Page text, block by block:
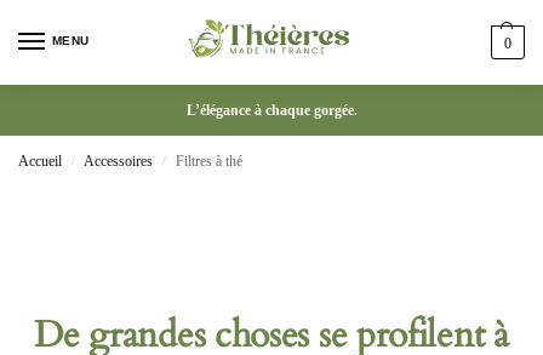
MENU 0
L’élégance à chaque gorgée.
Accueil / Accessoires / Filtres à thé
De grandes choses se profilent à